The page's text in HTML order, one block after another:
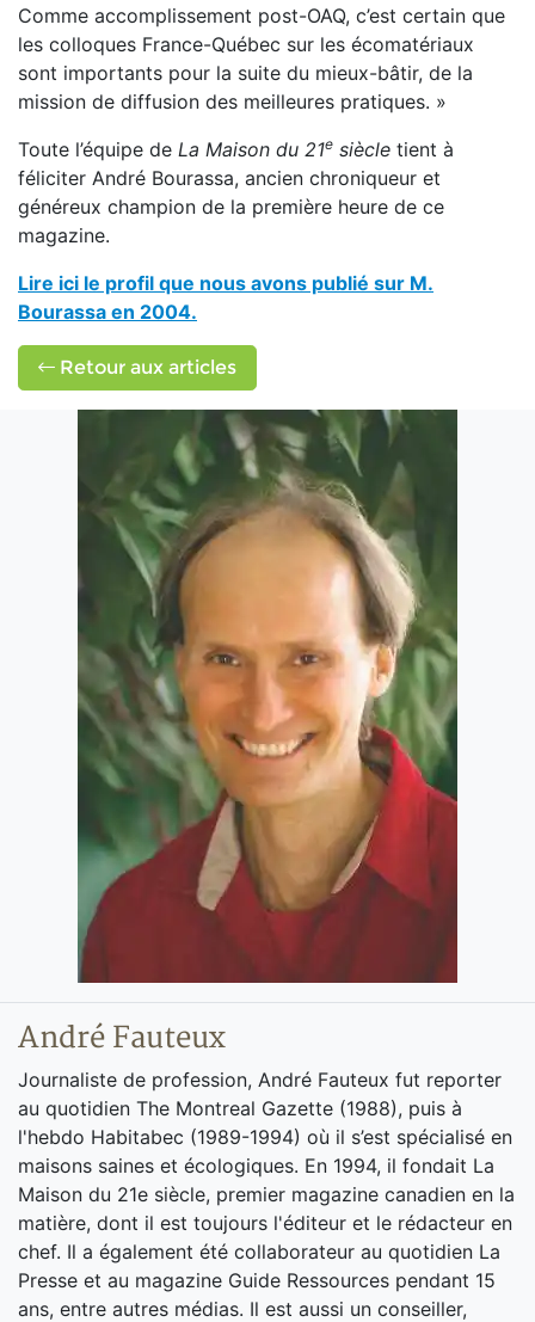
Comme accomplissement post-OAQ, c’est certain que
les colloques France-Québec sur les écomatériaux
sont importants pour la suite du mieux-bâtir, de la
mission de diffusion des meilleures pratiques. »
Toute l’équipe de La Maison du 21e siècle tient à
féliciter André Bourassa, ancien chroniqueur et
généreux champion de la première heure de ce
magazine.
Lire ici le profil que nous avons publié sur M.
Bourassa en 2004.
Retour aux articles
André Fauteux
Journaliste de profession, André Fauteux fut reporter
au quotidien The Montreal Gazette (1988), puis à
l'hebdo Habitabec (1989-1994) où il s’est spécialisé en
maisons saines et écologiques. En 1994, il fondait La
Maison du 21e siècle, premier magazine canadien en la
matière, dont il est toujours l'éditeur et le rédacteur en
chef. Il a également été collaborateur au quotidien La
Presse et au magazine Guide Ressources pendant 15
ans, entre autres médias. Il est aussi un conseiller,